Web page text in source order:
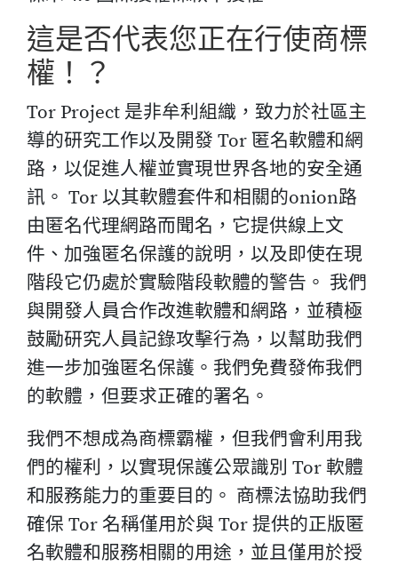
這是否代表您正在行使商標
權！？
Tor Project 是非牟利組織，致力於社區主
導的研究工作以及開發 Tor 匿名軟體和網
路，以促進人權並實現世界各地的安全通
訊。 Tor 以其軟體套件和相關的onion路
由匿名代理網路而聞名，它提供線上文
件、加強匿名保護的說明，以及即使在現
階段它仍處於實驗階段軟體的警告。 我們
與開發人員合作改進軟體和網路，並積極
鼓勵研究人員記錄攻擊行為，以幫助我們
進一步加強匿名保護。我們免費發佈我們
的軟體，但要求正確的署名。
我們不想成為商標霸權，但我們會利用我
們的權利，以實現保護公眾識別 Tor 軟體
和服務能力的重要目的。 商標法協助我們
確保 Tor 名稱僅用於與 Tor 提供的正版匿
名軟體和服務相關的用途，並且僅用於授